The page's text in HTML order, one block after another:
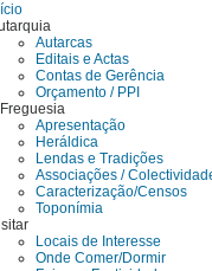
Autarcas
Editais e Actas
Contas de Gerência
Orçamento / PPI
Apresentação
Heráldica
Lendas e Tradições
Associações /
Caracterização/Censos
Toponímia
Locais de Interesse
Onde Comer/Dormir